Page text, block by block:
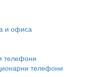
и офиса
телефони
телефони